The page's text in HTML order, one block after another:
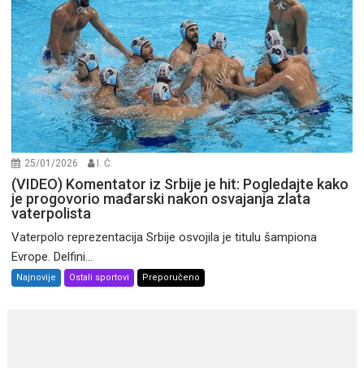
25/01/2026 I. Ć.
(VIDEO) Komentator iz Srbije je hit: Pogledajte kako
je progovorio mađarski nakon osvajanja zlata
vaterpolista
Vaterpolo reprezentacija Srbije osvojila je titulu šampiona
Evrope. Delfini...
Najnovije Ostali sportovi Preporučeno